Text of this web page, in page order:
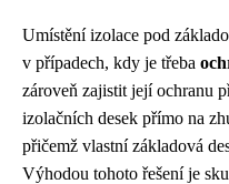
Umístění izolace pod
v případech, kdy je třeba
zároveň zajistit její ochranu
izolačních desek přímo na
přičemž vlastní základová
Výhodou tohoto řešení je